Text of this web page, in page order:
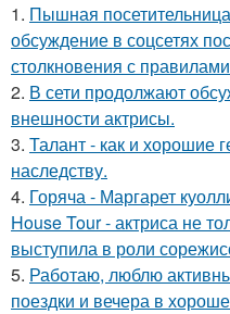
1. Пышная
обсуждение в соцсетях
столкновения с
2. В сети продолжают
внешности актрисы.
3. Талант - как и хорошие
наследству.
4. Горяча - Маргарет
House Tour - актриса не
выступила в роли
5. Работаю, люблю
поездки и вечера в